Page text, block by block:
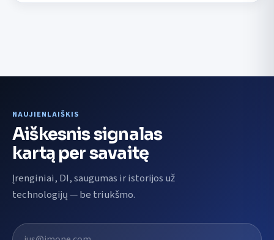
NAUJIENLAIŠKIS
Aiškesnis signalas
kartą per savaitę
Įrenginiai, DI, saugumas ir istorijos už
technologijų — be triukšmo.
El. pašto adresas